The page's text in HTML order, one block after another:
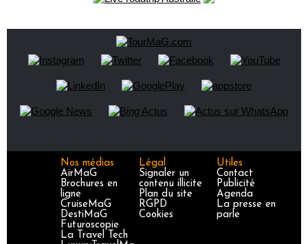
Nos médias
AirMaG
Brochures en
ligne
CruiseMaG
DestiMaG
Futuroscopie
La Travel Tech
Légal
Signaler un
contenu illicite
Plan du site
RGPD
Cookies
Utiles
Contact
Publicité
Agenda
La presse en
parle